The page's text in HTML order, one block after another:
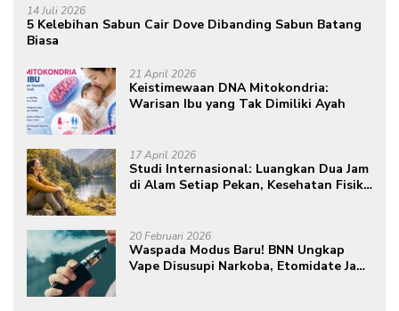
14 Juli 2026
5 Kelebihan Sabun Cair Dove Dibanding Sabun Batang
Biasa
21 April 2026
Keistimewaan DNA Mitokondria:
Warisan Ibu yang Tak Dimiliki Ayah
17 April 2026
Studi Internasional: Luangkan Dua Jam
di Alam Setiap Pekan, Kesehatan Fisik
20 Februari 2026
Waspada Modus Baru! BNN Ungkap
Vape Disusupi Narkoba, Etomidate Jadi